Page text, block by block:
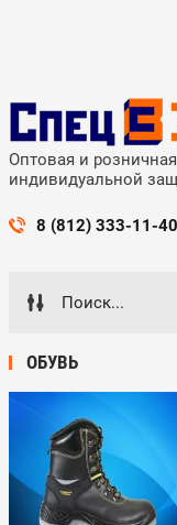
Оптовая и
индивидуальной
8 (812) 333-11-40
ОБУВЬ